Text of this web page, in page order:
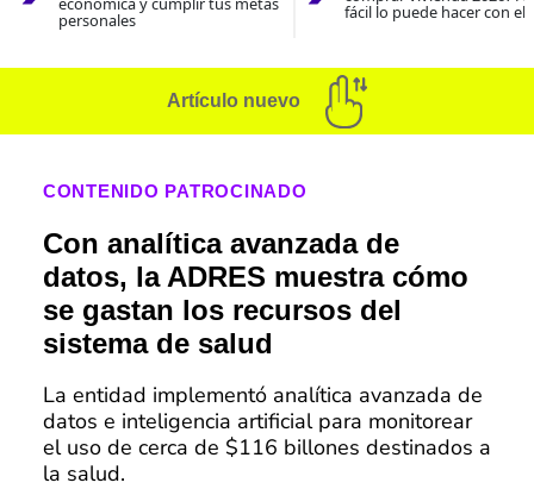
personales fácil lo puede hacer con el
Artículo nuevo
CONTENIDO PATROCINADO
Con analítica avanzada de
datos, la ADRES muestra cómo
se gastan los recursos del
sistema de salud
La entidad implementó analítica avanzada de
datos e inteligencia artificial para monitorear
el uso de cerca de $116 billones destinados a
la salud.